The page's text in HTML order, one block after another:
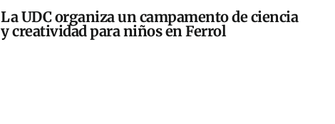
La UDC organiza un campamento de ciencia
y creatividad para niños en Ferrol